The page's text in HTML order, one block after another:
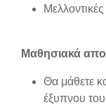
Μελλοντικές
Μαθησιακά
Θα μάθετε
έξυπνου